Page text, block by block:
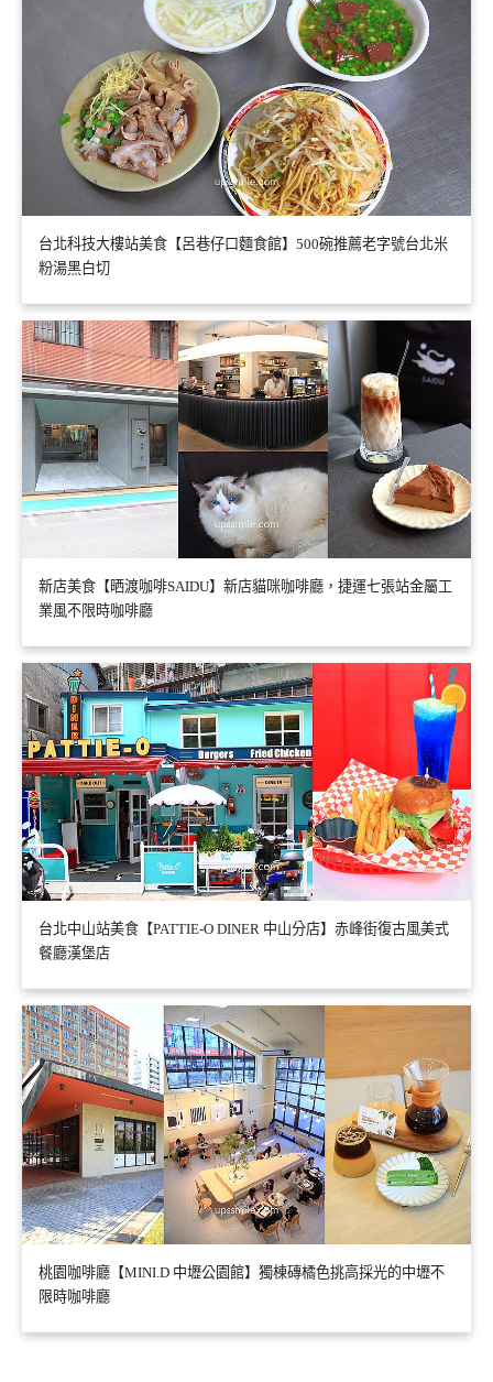
台北科技大樓站美食【呂巷仔口麵食館】500碗推薦老字號台北米
粉湯黑白切
新店美食【晒渡咖啡SAIDU】新店貓咪咖啡廳，捷運七張站金屬工
業風不限時咖啡廳
台北中山站美食【PATTIE-O DINER 中山分店】赤峰街復古風美式
餐廳漢堡店
桃園咖啡廳【MINI.D 中壢公園館】獨棟磚橘色挑高採光的中壢不
限時咖啡廳